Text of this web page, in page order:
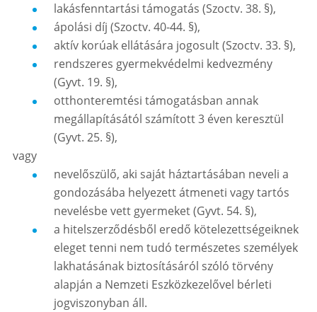
lakásfenntartási támogatás (Szoctv. 38. §),
ápolási díj (Szoctv. 40-44. §),
aktív korúak ellátására jogosult (Szoctv. 33. §),
rendszeres gyermekvédelmi kedvezmény
(Gyvt. 19. §),
otthonteremtési támogatásban annak
megállapításától számított 3 éven keresztül
(Gyvt. 25. §),
vagy
nevelőszülő, aki saját háztartásában neveli a
gondozásába helyezett átmeneti vagy tartós
nevelésbe vett gyermeket (Gyvt. 54. §),
a hitelszerződésből eredő kötelezettségeiknek
eleget tenni nem tudó természetes személyek
lakhatásának biztosításáról szóló törvény
alapján a Nemzeti Eszközkezelővel bérleti
jogviszonyban áll.